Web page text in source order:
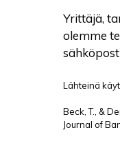
Yrittäjä,
olemme
Lähteinä
Beck, T., &
Journal of